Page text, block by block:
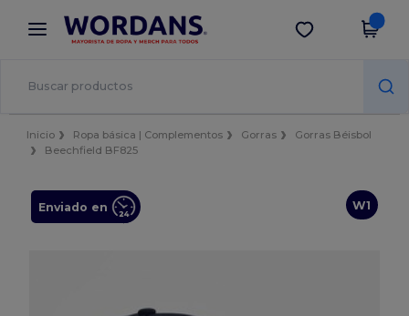
× App de Wordans
¡Mejores precios en app!
Descargar app
Inicio Ropa básica | Complementos Gorras
Gorras Béisbol
Beechfield BF825
W1
Enviado en